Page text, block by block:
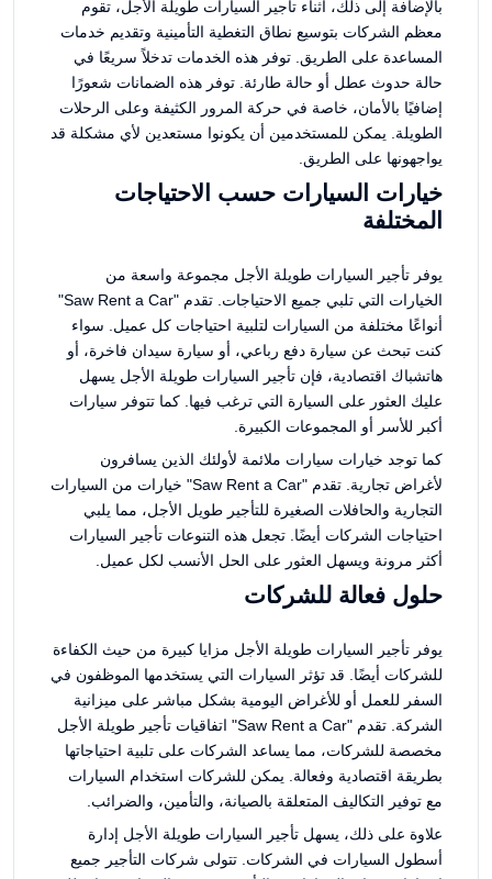
بالإضافة إلى ذلك، أثناء تأجير السيارات طويلة الأجل، تقوم
معظم الشركات بتوسيع نطاق التغطية التأمينية وتقديم خدمات
المساعدة على الطريق. توفر هذه الخدمات تدخلاً سريعًا في
حالة حدوث عطل أو حالة طارئة. توفر هذه الضمانات شعورًا
إضافيًا بالأمان، خاصة في حركة المرور الكثيفة وعلى الرحلات
الطويلة. يمكن للمستخدمين أن يكونوا مستعدين لأي مشكلة قد
يواجهونها على الطريق.
خيارات السيارات حسب الاحتياجات
المختلفة
يوفر تأجير السيارات طويلة الأجل مجموعة واسعة من
الخيارات التي تلبي جميع الاحتياجات. تقدم "Saw Rent a Car"
أنواعًا مختلفة من السيارات لتلبية احتياجات كل عميل. سواء
كنت تبحث عن سيارة دفع رباعي، أو سيارة سيدان فاخرة، أو
هاتشباك اقتصادية، فإن تأجير السيارات طويلة الأجل يسهل
عليك العثور على السيارة التي ترغب فيها. كما تتوفر سيارات
أكبر للأسر أو المجموعات الكبيرة.
كما توجد خيارات سيارات ملائمة لأولئك الذين يسافرون
لأغراض تجارية. تقدم "Saw Rent a Car" خيارات من السيارات
التجارية والحافلات الصغيرة للتأجير طويل الأجل، مما يلبي
احتياجات الشركات أيضًا. تجعل هذه التنوعات تأجير السيارات
أكثر مرونة ويسهل العثور على الحل الأنسب لكل عميل.
حلول فعالة للشركات
يوفر تأجير السيارات طويلة الأجل مزايا كبيرة من حيث الكفاءة
للشركات أيضًا. قد تؤثر السيارات التي يستخدمها الموظفون في
السفر للعمل أو للأغراض اليومية بشكل مباشر على ميزانية
الشركة. تقدم "Saw Rent a Car" اتفاقيات تأجير طويلة الأجل
مخصصة للشركات، مما يساعد الشركات على تلبية احتياجاتها
بطريقة اقتصادية وفعالة. يمكن للشركات استخدام السيارات
مع توفير التكاليف المتعلقة بالصيانة، والتأمين، والضرائب.
علاوة على ذلك، يسهل تأجير السيارات طويلة الأجل إدارة
أسطول السيارات في الشركات. تتولى شركات التأجير جميع